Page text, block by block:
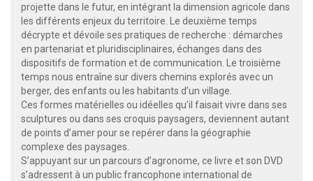
projette dans le futur, en intégrant la dimension agricole dans
les différents enjeux du territoire. Le deuxième temps
décrypte et dévoile ses pratiques de recherche : démarches
en partenariat et pluridisciplinaires, échanges dans des
dispositifs de formation et de communication. Le troisième
temps nous entraîne sur divers chemins explorés avec un
berger, des enfants ou les habitants d’un village.
Ces formes matérielles ou idéelles qu’il faisait vivre dans ses
sculptures ou dans ses croquis paysagers, deviennent autant
de points d’amer pour se repérer dans la géographie
complexe des paysages.
S’appuyant sur un parcours d’agronome, ce livre et son DVD
s’adressent à un public francophone international de